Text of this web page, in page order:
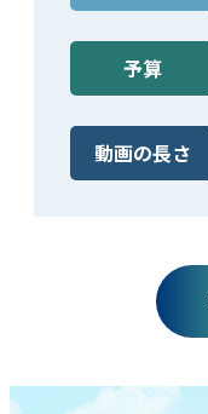
予算
動画の⻑さ